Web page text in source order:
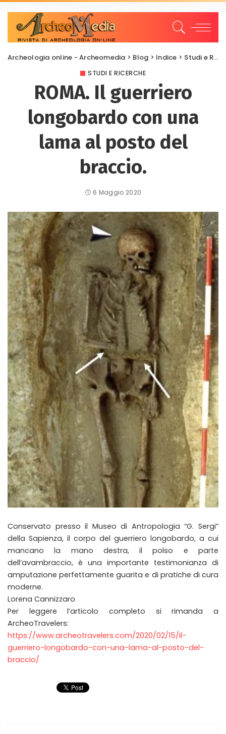
Archeologia online - Archeomedia > Blog > Indice > Studi e Ricerche
STUDI E RICERCHE
ROMA. Il guerriero
longobardo con una
lama al posto del
braccio.
6 Maggio 2020
Conservato presso il Museo di Antropologia “G. Sergi”
della Sapienza, il corpo del guerriero longobardo, a cui
mancano la mano destra, il polso e parte
dell’avambraccio, è una importante testimonianza di
amputazione perfettamente guarita e di pratiche di cura
moderne.
Lorena Cannizzaro
Per leggere l’articolo completo si rimanda a
ArcheoTravelers:
https://www.archeotravelers.com/2020/02/15/il-
guerriero-longobardo-con-una-lama-al-posto-del-
braccio/